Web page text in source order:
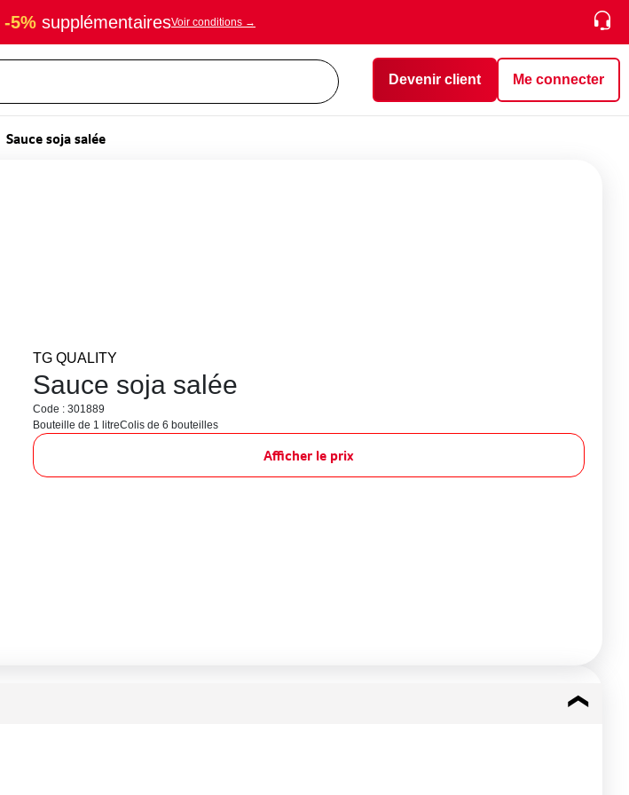
-5% supplémentairesVoir conditions →
Devenir client Me connecter
Sauce soja salée
TG QUALITY
Sauce soja salée
Code : 301889
Bouteille de 1 litreColis de 6 bouteilles
Afficher le prix